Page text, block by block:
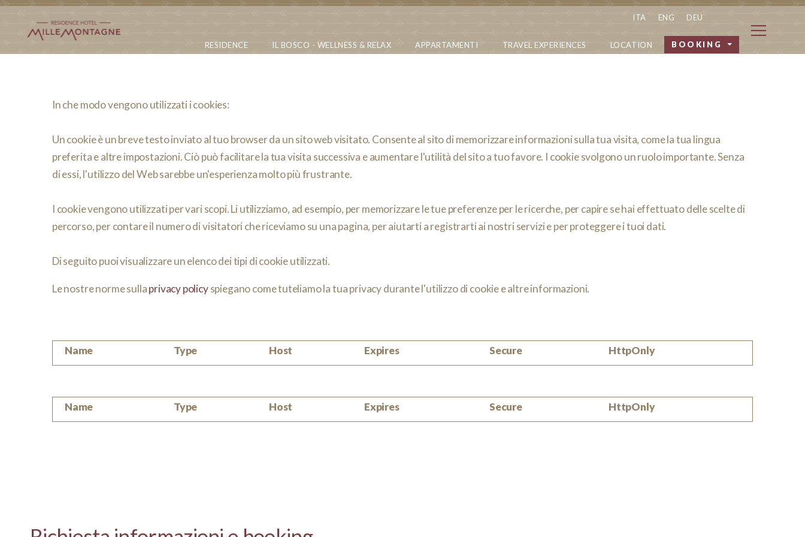
ITA ENG DEU
RESIDENCE IL BOSCO - WELLNESS & RELAX APPARTAMENTI TRAVEL EXPERIENCES LOCATION BOOKING
In che modo vengono utilizzati i cookies:
Un cookie è un breve testo inviato al tuo browser da un sito web visitato. Consente al sito di memorizzare informazioni sulla tua visita, come la tua lingua
preferita e altre impostazioni. Ciò può facilitare la tua visita successiva e aumentare l'utilità del sito a tuo favore. I cookie svolgono un ruolo importante. Senza
di essi, l'utilizzo del Web sarebbe un'esperienza molto più frustrante.
I cookie vengono utilizzati per vari scopi. Li utilizziamo, ad esempio, per memorizzare le tue preferenze per le ricerche, per capire se hai effettuato delle scelte di
percorso, per contare il numero di visitatori che riceviamo su una pagina, per aiutarti a registrarti ai nostri servizi e per proteggere i tuoi dati.
Di seguito puoi visualizzare un elenco dei tipi di cookie utilizzati.
Le nostre norme sullaprivacy policyspiegano come tuteliamo la tua privacy durante l'utilizzo di cookie e altre informazioni.
Name Type Host Expires Secure HttpOnly
Name Type Host Expires Secure HttpOnly